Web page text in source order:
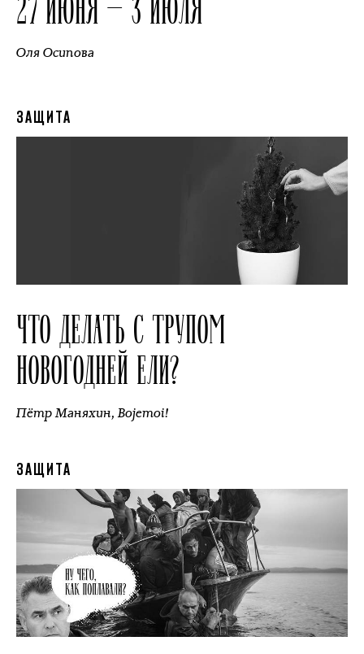
Оля Осипова
ЗАЩИТА
ЧТО ДЕЛАТЬ С ТРУПОМ
НОВОГОДНЕЙ ЕЛИ?
Пётр Маняхин,Bojemoi!
ЗАЩИТА